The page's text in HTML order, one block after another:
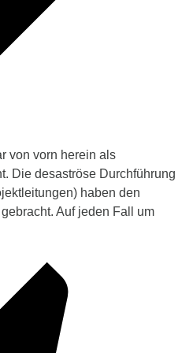
von vorn herein als
Die desaströse Durchführung
haben den
Auf jeden Fall um